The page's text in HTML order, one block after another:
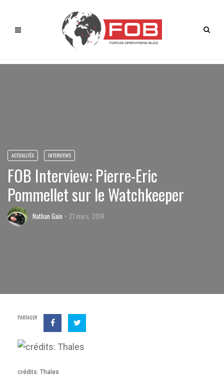
ACTUALITÉS INTERVIEWS
FOB Interview: Pierre-Eric
Pommellet sur le Watchkeeper
Nathan Gain 21 mars, 2014
PARTAGER
crédits: Thales